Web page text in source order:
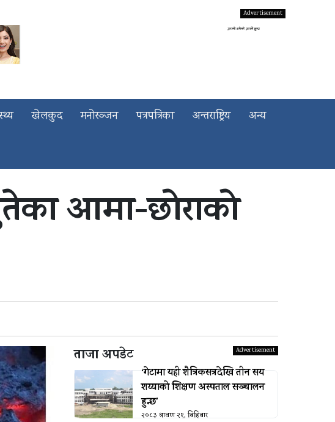
खेलकुद मनोरञ्जन पत्रपत्रिका अन्तराष्ट्रिय अन्य
आमा-छोराको
ताजा अपडेट
‘गेटामा यही शैत्रिकसत्रदेखि तीन सय
शय्याको शिक्षण अस्पताल सञ्चालन
हुन्छ’
२०८३ श्रावण २१, बिहिबार